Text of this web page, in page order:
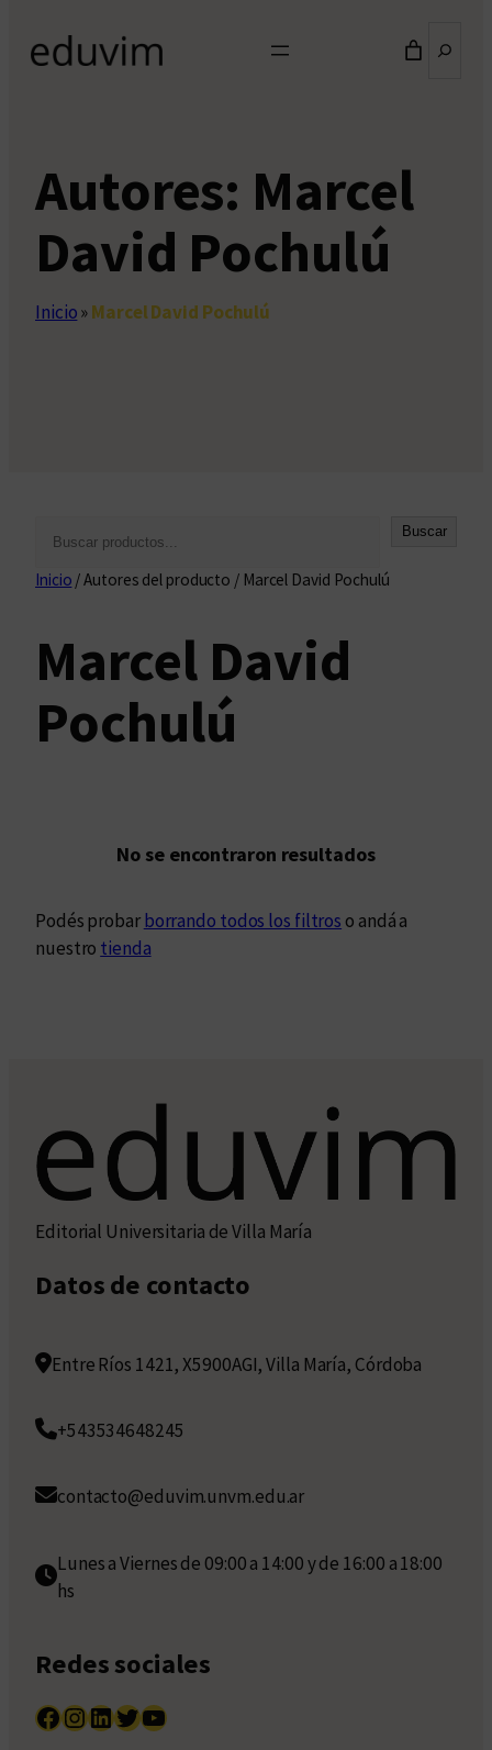
Autores: Marcel
David Pochulú
Inicio»Marcel David Pochulú
s
a
Buscar
Inicio / Autores del producto / Marcel David Pochulú
Marcel David
Pochulú
No se encontraron resultados
Podés probarborrando todos los filtros o andá a
nuestro tienda
Editorial Universitaria de Villa María
Datos de contacto
Entre Ríos 1421, X5900AGI, Villa María, Córdoba
+543534648245
contacto@eduvim.unvm.edu.ar
Lunes a Viernes de 09:00 a 14:00 y de 16:00 a 18:00
hs
Redes sociales
Facebook InstagramLinkedIn Twitter YouTube